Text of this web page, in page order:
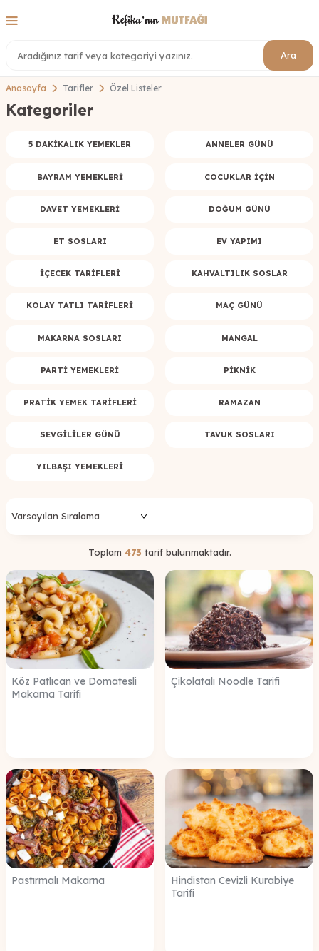
Ara
Anasayfa Tarifler Özel Listeler
Kategoriler
5 DAKIKALIK YEMEKLER ANNELER GÜNÜ
BAYRAM YEMEKLERI COCUKLAR İÇIN
DAVET YEMEKLERI DOĞUM GÜNÜ
ET SOSLARI EV YAPIMI
İÇECEK TARIFLERI KAHVALTILIK SOSLAR
KOLAY TATLI TARIFLERI MAÇ GÜNÜ
MAKARNA SOSLARI MANGAL
PARTI YEMEKLERI PIKNIK
PRATIK YEMEK TARIFLERI RAMAZAN
SEVGILILER GÜNÜ TAVUK SOSLARI
YILBAŞI YEMEKLERI
Toplam 473 tarif bulunmaktadır.
Köz Patlıcan ve Domatesli
Makarna Tarifi
Çikolatalı Noodle Tarifi
Pastırmalı Makarna
Hindistan Cevizli Kurabiye
Tarifi